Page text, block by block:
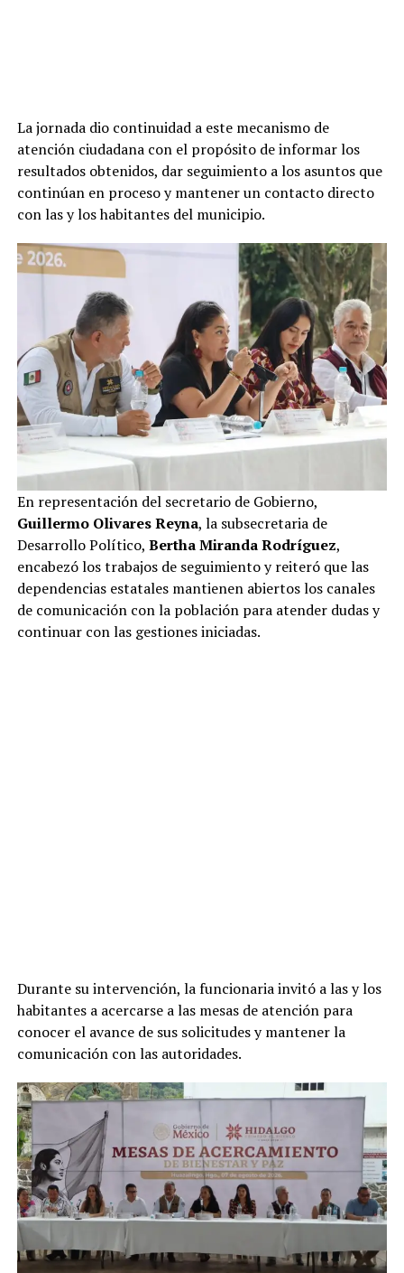
La jornada dio continuidad a este mecanismo de
atención ciudadana con el propósito de informar los
resultados obtenidos, dar seguimiento a los asuntos que
continúan en proceso y mantener un contacto directo
con las y los habitantes del municipio.
En representación del secretario de Gobierno,
Guillermo Olivares Reyna, la subsecretaria de
Desarrollo Político, Bertha Miranda Rodríguez,
encabezó los trabajos de seguimiento y reiteró que las
dependencias estatales mantienen abiertos los canales
de comunicación con la población para atender dudas y
continuar con las gestiones iniciadas.
Durante su intervención, la funcionaria invitó a las y los
habitantes a acercarse a las mesas de atención para
conocer el avance de sus solicitudes y mantener la
comunicación con las autoridades.